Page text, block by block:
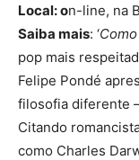
Local: on-line, na
Saiba mais: ‘
pop mais
Felipe Pondé
filosofia diferente
Citando
como Charles